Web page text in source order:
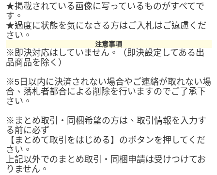
★掲載されている画像に写っているものがすべてで
す。
★過度に状態を気になさる方はご入札はご遠慮くだ
さい。
注意事項
※即決対応はしていません。（即決設定してある出
品商品を除く）
※5日以内に決済されない場合やご連絡が取れない場
合、落札者都合による削除を行いますのでご了承下
さい。
※まとめ取引・同梱希望の方は、取引情報を入力す
る前に必ず
【まとめて取引をはじめる】のボタンを押してくだ
さい。
上記以外でのまとめ取引・同梱申請は受けつけてお
りません。